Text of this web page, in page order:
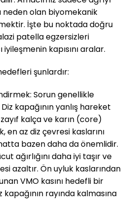
neden olan biyomekanik
İşte bu noktada doğru
patella egzersizleri
kapısını aralar.
şunlardır:
Sorun genellikle
kapağının yanlış hareket
kalça ve karın (core)
en az diz çevresi kaslarını
bazen daha da önemlidir.
ağırlığını daha iyi taşır ve
azaltır. Ön uyluk kaslarından
VMO kasını hedefli bir
kapağının rayında kalmasına